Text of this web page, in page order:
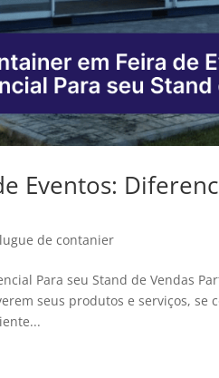
Eventos:
de contanier
Para seu Stand de Vendas
seus produtos e serviços, se